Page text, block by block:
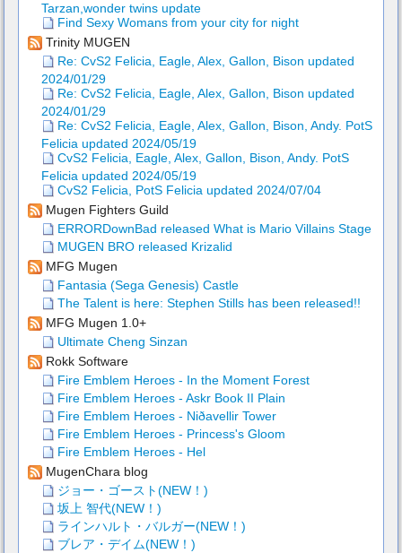
Tarzan,wonder twins update
Find Sexy Womans from your city for night
Trinity MUGEN
Re: CvS2 Felicia, Eagle, Alex, Gallon, Bison updated
2024/01/29
Re: CvS2 Felicia, Eagle, Alex, Gallon, Bison updated
2024/01/29
Re: CvS2 Felicia, Eagle, Alex, Gallon, Bison, Andy. PotS
Felicia updated 2024/05/19
CvS2 Felicia, Eagle, Alex, Gallon, Bison, Andy. PotS
Felicia updated 2024/05/19
CvS2 Felicia, PotS Felicia updated 2024/07/04
Mugen Fighters Guild
ERRORDownBad released What is Mario Villains Stage
MUGEN BRO released Krizalid
MFG Mugen
Fantasia (Sega Genesis) Castle
The Talent is here: Stephen Stills has been released!!
MFG Mugen 1.0+
Ultimate Cheng Sinzan
Rokk Software
Fire Emblem Heroes - In the Moment Forest
Fire Emblem Heroes - Askr Book II Plain
Fire Emblem Heroes - Niðavellir Tower
Fire Emblem Heroes - Princess's Gloom
Fire Emblem Heroes - Hel
MugenChara blog
ジョー・ゴースト(NEW！)
坂上 智代(NEW！)
ラインハルト・バルガー(NEW！)
ブレア・デイム(NEW！)